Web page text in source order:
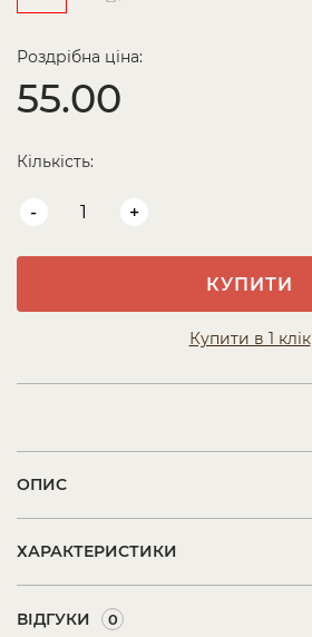
Роздрібна ціна:
55.00
Кількість:
- +
КУПИТИ
Купити в 1 клік
ОПИС
ХАРАКТЕРИСТИКИ
ВІДГУКИ 0